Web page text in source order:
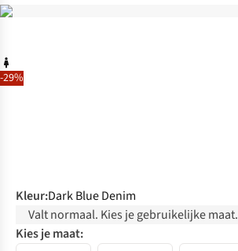
-29%
Kleur:Dark Blue Denim
Valt normaal. Kies je gebruikelijke maat.
Kies je maat: